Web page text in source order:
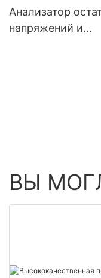
Анализатор
напряжений и
ВЫ